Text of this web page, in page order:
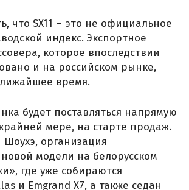
что SX11 – это не официальное
индекс. Экспортное
которое впоследствии
и на российском рынке,
время.
будет поставляться напрямую
мере, на старте продаж.
Шоухэ, организация
модели на белорусском
где уже собираются
и Emgrand X7, а также седан